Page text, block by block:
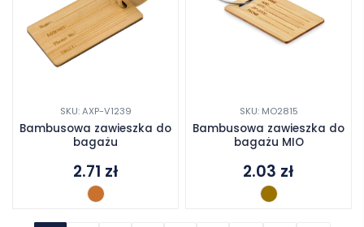
SKU: AXP-V1239
Bambusowa zawieszka do
bagażu
2.71 zł
SKU: MO2815
Bambusowa zawieszka do
bagażu MIO
2.03 zł